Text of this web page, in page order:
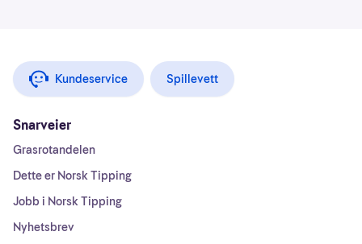
Kundeservice Spillevett
Snarveier
Grasrotandelen
Dette er Norsk Tipping
Jobb i Norsk Tipping
Nyhetsbrev